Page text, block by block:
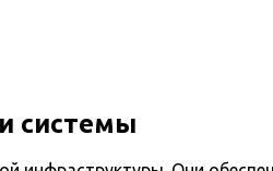
системы